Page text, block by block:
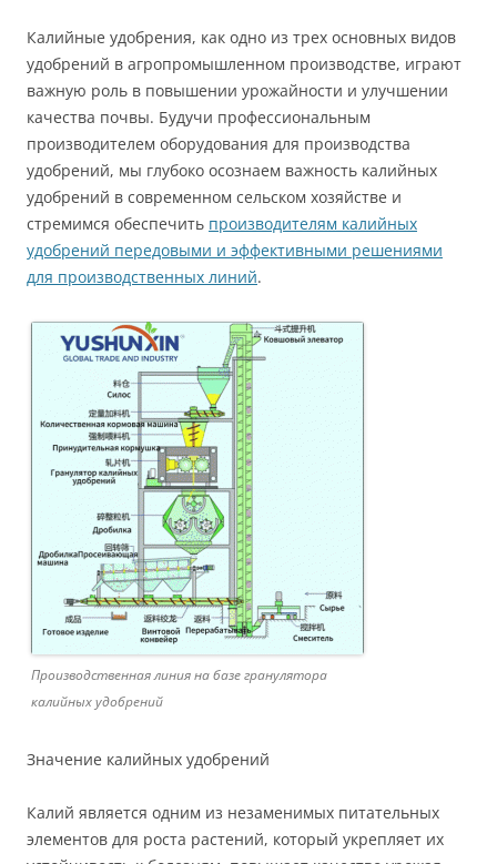
Калийные удобрения, как одно из трех основных видов
удобрений в агропромышленном производстве, играют
важную роль в повышении урожайности и улучшении
качества почвы. Будучи профессиональным
производителем оборудования для производства
удобрений, мы глубоко осознаем важность калийных
удобрений в современном сельском хозяйстве и
стремимся обеспечить производителям калийных
удобрений передовыми и эффективными решениями
для производственных линий.
Производственная линия на базе гранулятора
калийных удобрений
Значение калийных удобрений
Калий является одним из незаменимых питательных
элементов для роста растений, который укрепляет их